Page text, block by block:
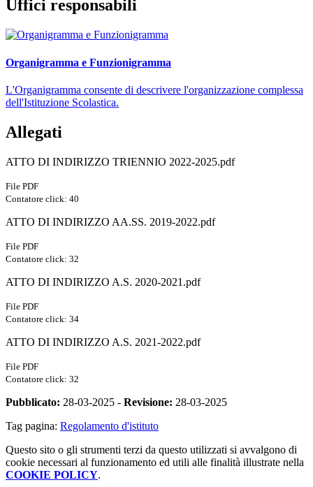
Uffici responsabili
Organigramma e Funzionigramma
L'Organigramma consente di descrivere l'organizzazione complessa
dell'Istituzione Scolastica.
Allegati
ATTO DI INDIRIZZO TRIENNIO 2022-2025.pdf
File PDF
Contatore click: 40
ATTO DI INDIRIZZO AA.SS. 2019-2022.pdf
File PDF
Contatore click: 32
ATTO DI INDIRIZZO A.S. 2020-2021.pdf
File PDF
Contatore click: 34
ATTO DI INDIRIZZO A.S. 2021-2022.pdf
File PDF
Contatore click: 32
Pubblicato: 28-03-2025 - Revisione: 28-03-2025
Tag pagina: Regolamento d'istituto
Questo sito o gli strumenti terzi da questo utilizzati si avvalgono di
cookie necessari al funzionamento ed utili alle finalità illustrate nella
COOKIE POLICY.